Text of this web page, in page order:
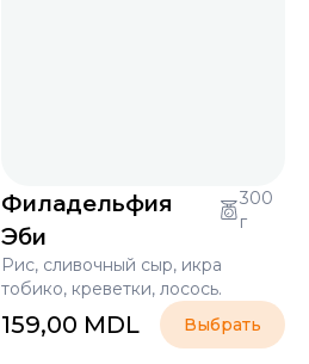
Филадельфия
Эби
300
г
Рис, сливочный сыр, икра
тобико, креветки, лосось.
159,00 MDL Выбрать